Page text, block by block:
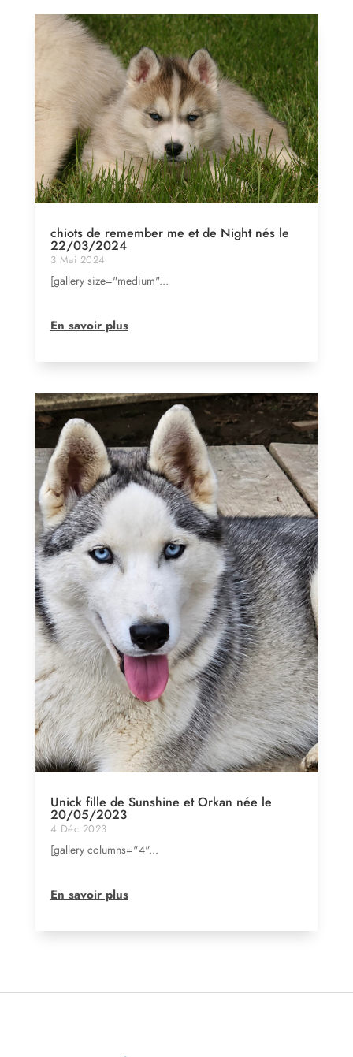
chiots de remember me et de Night nés le
22/03/2024
3 Mai 2024
[gallery size="medium"...
En savoir plus
Unick fille de Sunshine et Orkan née le
20/05/2023
4 Déc 2023
[gallery columns="4"...
En savoir plus